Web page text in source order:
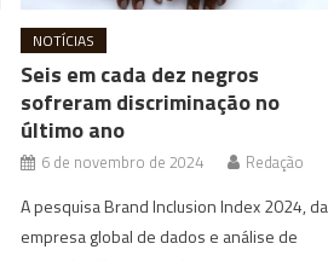
NOTÍCIAS
Seis em cada dez negros
sofreram discriminação no
último ano
6 de novembro de 2024 Redação
A pesquisa Brand Inclusion Index 2024, da
empresa global de dados e análise de